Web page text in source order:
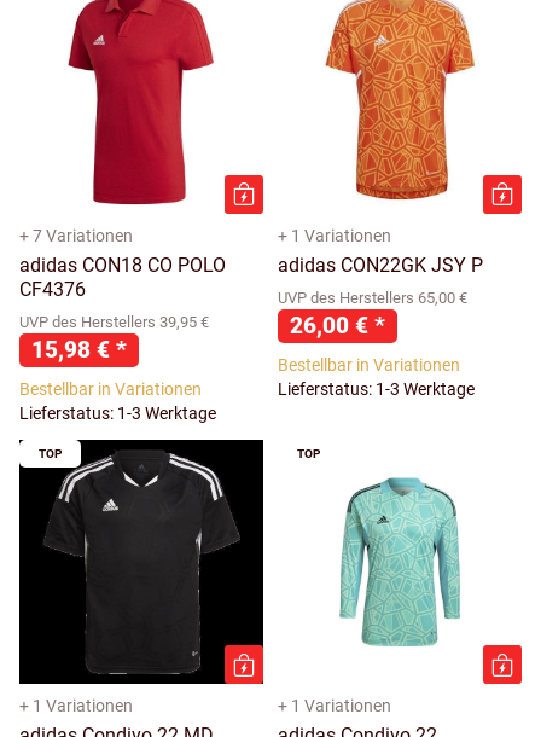
+ 7 Variationen
adidas CON18 CO POLO
CF4376
UVP des Herstellers 39,95 €
15,98 € *
Bestellbar in Variationen
Lieferstatus: 1-3 Werktage
+ 1 Variationen
adidas CON22GK JSY P
UVP des Herstellers 65,00 €
26,00 € *
Bestellbar in Variationen
Lieferstatus: 1-3 Werktage
TOP
+ 1 Variationen
TOP
+ 1 Variationen